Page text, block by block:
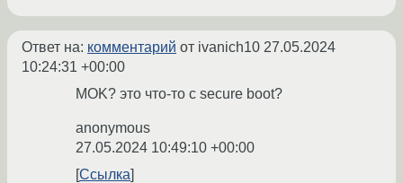
Ответ на: комментарий от ivanich10 27.05.2024
10:24:31 +00:00
MOK? это что-то с secure boot?
anonymous
27.05.2024 10:49:10 +00:00
Ссылка